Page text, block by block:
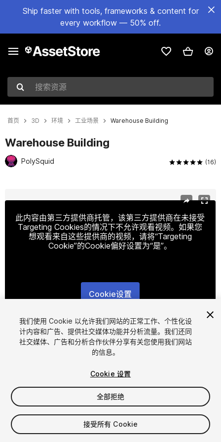
Ship faster with tools, frameworks & content for
every workflow — 50% off.
搜索资源
首页 3D 环境 工业场景 Warehouse Building
Warehouse Building
PolySquid (16)
此内容由第三方提供商托管，该第三方提供商在未接受
Targeting Cookies的情况下不允许观看视频。如果您
想观看来自这些提供商的视频，请将“Targeting
Cookie”的Cookie偏好设置为“是”。
Cookie设置
1/12
$14.99
增值税将在结算时计算
我们使用 Cookie 以允许我们网站的正常工作、个性化设
计内容和广告、提供社交媒体功能并分析流量。我们还同
社交媒体、广告和分析合作伙伴分享有关您使用我们网站
的信息。
Cookie 设置
全部拒绝
接受所有 Cookie